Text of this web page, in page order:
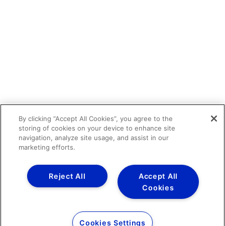
By clicking “Accept All Cookies”, you agree to the
storing of cookies on your device to enhance site
navigation, analyze site usage, and assist in our
marketing efforts.
Accept All
Cookies
Reject All
Cookies Settings